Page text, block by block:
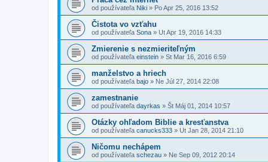
od používateľa Niki » Po Apr 25, 2016 13:52
Čistota vo vzťahu
od používateľa Sona » Ut Apr 19, 2016 14:33
Zmierenie s nezmieriteľným
od používateľa einstein » St Mar 16, 2016 6:59
manželstvo a hriech
od používateľa bajo » Ne Júl 27, 2014 22:08
zamestnanie
od používateľa dayrkas » Št Máj 01, 2014 10:57
Otázky ohľadom Biblie a kresťanstva
od používateľa canucks333 » Ut Jan 28, 2014 21:10
Ničomu nechápem
od používateľa schezau » Ne Sep 09, 2012 20:14